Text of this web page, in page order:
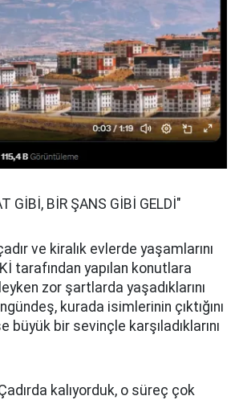
GİBİ, BİR ŞANS GİBİ GELDİ"
ve kiralık evlerde yaşamlarını
tarafından yapılan konutlara
zor şartlarda yaşadıklarını
kurada isimlerinin çıktığını
büyük bir sevinçle karşıladıklarını
kalıyorduk, o süreç çok